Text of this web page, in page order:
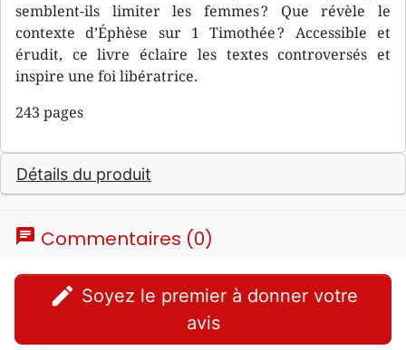
semblent-ils limiter les femmes ? Que révèle le
contexte d’Éphèse sur 1 Timothée ? Accessible et
érudit, ce livre éclaire les textes controversés et
inspire une foi libératrice.
243 pages
Détails du produit
chat Commentaires (0)
edit
avis